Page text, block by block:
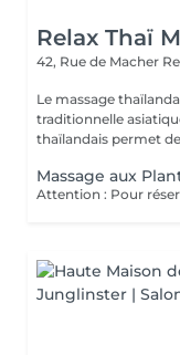
Relax Thaï
42, Rue de Macher
Le massage
traditionnelle
thaïlandais permet
Massage aux